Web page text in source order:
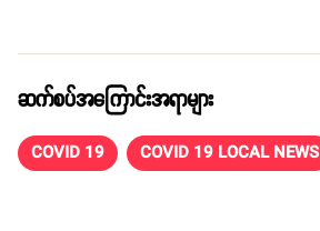
ဆက်စပ်အကြောင်းအရာများ
COVID 19 COVID 19 LOCAL NEWS